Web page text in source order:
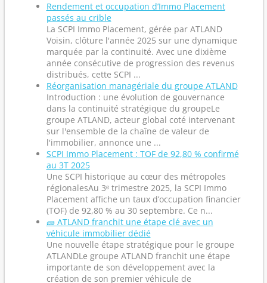
Rendement et occupation d’Immo Placement
passés au crible
La SCPI Immo Placement, gérée par ATLAND
Voisin, clôture l'année 2025 sur une dynamique
marquée par la continuité. Avec une dixième
année consécutive de progression des revenus
distribués, cette SCPI ...
Réorganisation managériale du groupe ATLAND
Introduction : une évolution de gouvernance
dans la continuité stratégique du groupeLe
groupe ATLAND, acteur global coté intervenant
sur l'ensemble de la chaîne de valeur de
l'immobilier, annonce une ...
SCPI Immo Placement : TOF de 92,80 % confirmé
au 3T 2025
Une SCPI historique au cœur des métropoles
régionalesAu 3ᵉ trimestre 2025, la SCPI Immo
Placement affiche un taux d’occupation financier
(TOF) de 92,80 % au 30 septembre. Ce n...
🧱 ATLAND franchit une étape clé avec un
véhicule immobilier dédié
Une nouvelle étape stratégique pour le groupe
ATLANDLe groupe ATLAND franchit une étape
importante de son développement avec la
création de son premier véhicule de